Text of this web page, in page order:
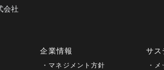
会社
企業情報
マネジメント方針
サス
メ